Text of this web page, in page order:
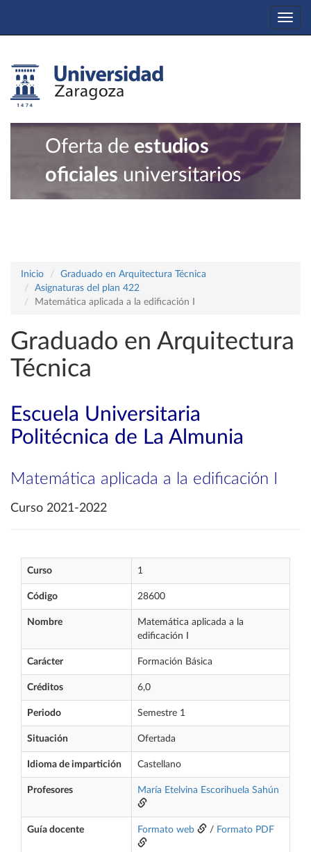
Oferta de estudios
oficiales universitarios
Inicio
Graduado en Arquitectura Técnica
Asignaturas del plan 422
Matemática aplicada a la edificación I
Graduado en Arquitectura
Técnica
Escuela Universitaria
Politécnica de La Almunia
Matemática aplicada a la edificación I
Curso 2021-2022
Curso 1
Código 28600
Nombre
Matemática aplicada a la
edificación I
Carácter Formación Básica
Créditos 6,0
Periodo Semestre 1
Situación Ofertada
Idioma de impartición Castellano
Profesores María Etelvina Escorihuela Sahún
Guía docente Formato web / Formato PDF